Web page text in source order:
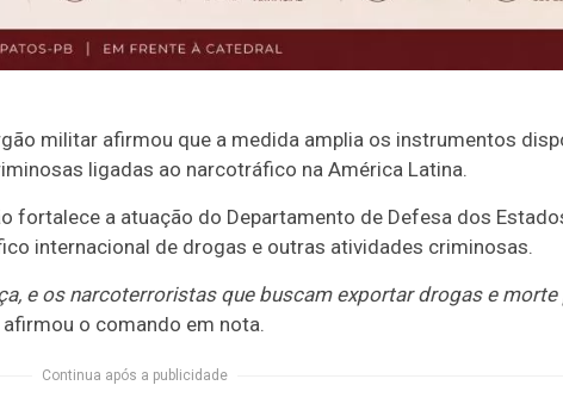
militar afirmou que a medida amplia os instrumentos
ligadas ao narcotráfico na América Latina.
fortalece a atuação do Departamento de Defesa dos
internacional de drogas e outras atividades criminosas.
e os narcoterroristas que buscam exportar drogas e morte
afirmou o comando em nota.
Continua após a publicidade